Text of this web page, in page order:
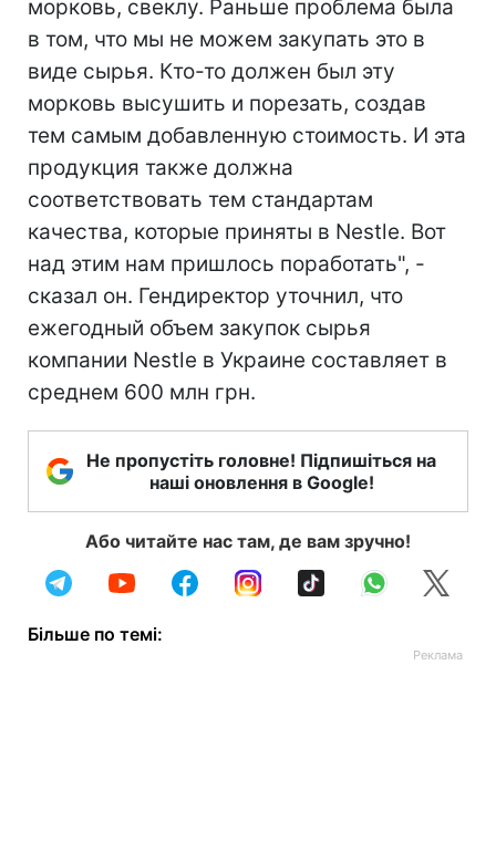
морковь, свеклу. Раньше проблема была
в том, что мы не можем закупать это в
виде сырья. Кто-то должен был эту
морковь высушить и порезать, создав
тем самым добавленную стоимость. И эта
продукция также должна
соответствовать тем стандартам
качества, которые приняты в Nestle. Вот
над этим нам пришлось поработать", -
сказал он. Гендиректор уточнил, что
ежегодный объем закупок сырья
компании Nestle в Украине составляет в
среднем 600 млн грн.
Не пропустіть головне! Підпишіться на
наші оновлення в Google!
Або читайте нас там, де вам зручно!
Більше по темі: